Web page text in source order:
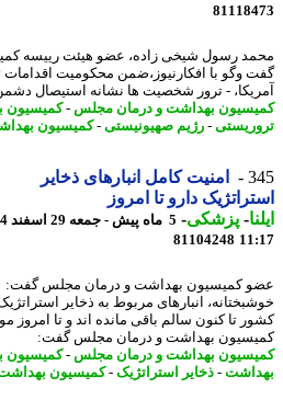
رسول شیخی زاده، عضو هیئت رییسه
وگو با افکارنیوز،ضمن محکومیت اقدامات
- ترور شخصیت ها نشانه استیصال دشمن
بهداشت و درمان مجلس-کمیسیون
-رژیم صهیونیستی-کمیسیون بهداشت -
امنیت کامل انبارهای ذخایر
دارو تا امروز
-پزشکی-
5 ماه پیش - جمعه 29 اسفند 1404،
81104248
کمیسیون بهداشت و درمان مجلس گفت:
انبارهای مربوط به ذخایر استراتژیک
تا کنون سالم باقی مانده اند و تا امروز مورد
بهداشت و درمان مجلس گفت:
بهداشت و درمان مجلس-کمیسیون
-ذخایر استراتژیک-کمیسیون بهداشت -